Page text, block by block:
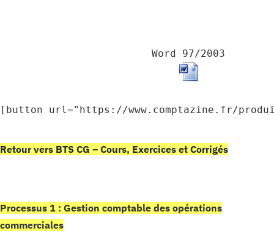
Word 97/2003
[button url="https://www.comptazine.fr/
Retour vers BTS CG – Cours, Exercices et Corrigés
Processus 1 : Gestion comptable des opérations
commerciales